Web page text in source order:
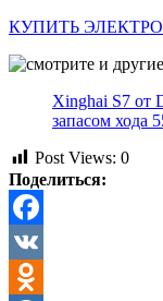
КУПИТЬ
Xinghai S7 от
запасом хода
Post Views: 0
Поделиться:
Facebook
VK